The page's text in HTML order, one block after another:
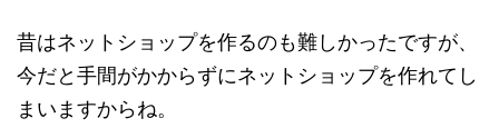
昔はネットショップを作るのも難しかったですが、
今だと手間がかからずにネットショップを作れてし
まいますからね。